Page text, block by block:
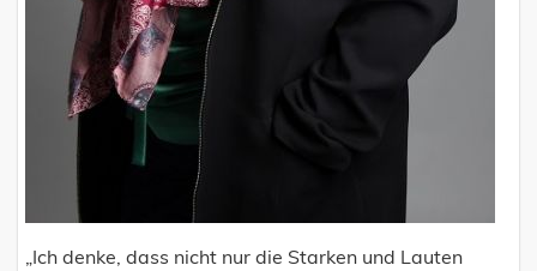
„Ich denke, dass nicht nur die Starken und Lauten